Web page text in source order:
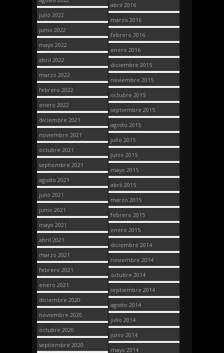
julio 2022
junio 2022
mayo 2022
abril 2022
marzo 2022
febrero 2022
enero 2022
diciembre 2021
noviembre 2021
octubre 2021
septiembre 2021
agosto 2021
julio 2021
junio 2021
mayo 2021
abril 2021
marzo 2021
febrero 2021
enero 2021
diciembre 2020
noviembre 2020
octubre 2020
septiembre 2020
abril 2016
marzo 2016
febrero 2016
enero 2016
diciembre 2015
noviembre 2015
octubre 2015
septiembre 2015
agosto 2015
julio 2015
junio 2015
mayo 2015
abril 2015
marzo 2015
febrero 2015
enero 2015
diciembre 2014
noviembre 2014
octubre 2014
septiembre 2014
agosto 2014
julio 2014
junio 2014
mayo 2014